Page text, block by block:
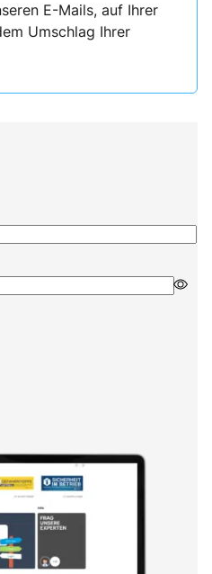
E-Mails, auf Ihrer
Umschlag Ihrer